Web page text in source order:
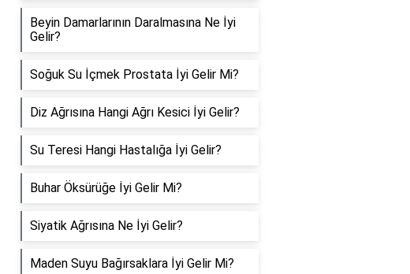
Beyin Damarlarının Daralmasına Ne İyi
Gelir?
Soğuk Su İçmek Prostata İyi Gelir Mi?
Diz Ağrısına Hangi Ağrı Kesici İyi Gelir?
Su Teresi Hangi Hastalığa İyi Gelir?
Buhar Öksürüğe İyi Gelir Mi?
Siyatik Ağrısına Ne İyi Gelir?
Maden Suyu Bağırsaklara İyi Gelir Mi?